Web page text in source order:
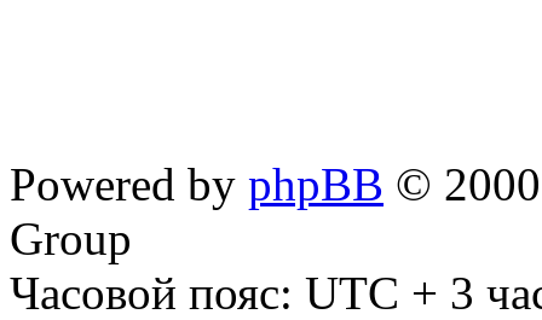
Powered by phpBB ©
Group
Часовой пояс: UTC + 3